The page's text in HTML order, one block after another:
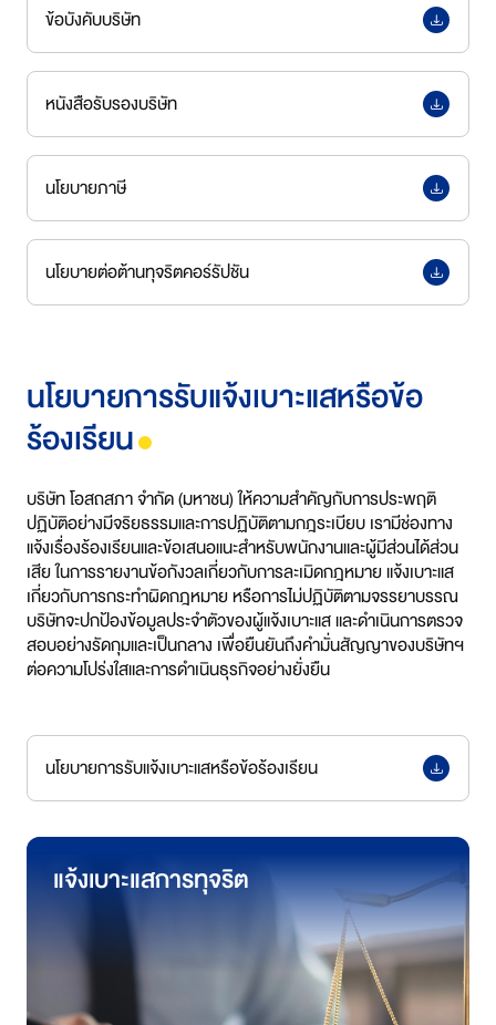
ข้อบังคับบริษัท
หนังสือรับรองบริษัท
นโยบายภาษี
นโยบายต่อต้านทุจริตคอร์รัปชัน
นโยบายการรับแจ้งเบาะแสหรือข้อ
ร้องเรียน
บริษัท โอสถสภา จำกัด (มหาชน) ให้ความสำคัญกับการประพฤติ
ปฏิบัติอย่างมีจริยธรรมและการปฏิบัติตามกฎระเบียบ เรามีช่องทาง
แจ้งเรื่องร้องเรียนและข้อเสนอแนะสำหรับพนักงานและผู้มีส่วนได้ส่วน
เสีย ในการรายงานข้อกังวลเกี่ยวกับการละเมิดกฎหมาย แจ้งเบาะแส
เกี่ยวกับการกระทำผิดกฎหมาย หรือการไม่ปฏิบัติตามจรรยาบรรณ
บริษัทจะปกป้องข้อมูลประจำตัวของผู้แจ้งเบาะแส และดำเนินการตรวจ
สอบอย่างรัดกุมและเป็นกลาง เพื่อยืนยันถึงคำมั่นสัญญาของบริษัทฯ
ต่อความโปร่งใสและการดำเนินธุรกิจอย่างยั่งยืน
นโยบายการรับแจ้งเบาะแสหรือข้อร้องเรียน
แจ้งเบาะแสการทุจริต